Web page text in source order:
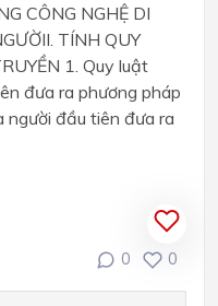
CÔNG NGHỆ DI
TÍNH QUY
1. Quy luật
đưa ra phương pháp
người đầu tiên đưa ra
0 0